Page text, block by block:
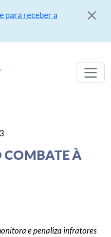
para receber a
COMBATE À
e penaliza infratores